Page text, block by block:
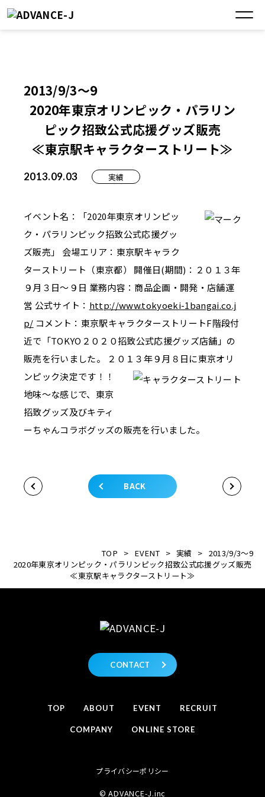
2013/9/3～9
2020年東京オリンピック・パラリン
ピック招致公式応援グッズ販売
≪東京駅キャラクターストリート≫
2013.09.03 実績
イベント名：「2020年東京オリンピッ
ク・パラリンピック招致公式応援グッ
ズ販売」 会場エリア：東京駅キャラク
ターストリート（東京都） 開催日(期間)：２０１３年
９月３日～９日 業務内容：商品企画・開発・店舗運
営 公式サイト： http://www.tokyoeki-1bangai.co.j
p/ コメント：東京駅キャラクターストリートF階段付
近で「TOKYO２０２０招致公式応援グッズ店舗」の
販売を行いました。 ２０１３年９月８日に東京オリ
ンピック決定です！！
地味～な感じで、東京
招致グッズ及びキティ
ーちゃんコラボグッズの販売を行いました。
BACK
TOP > EVENT > 実績 > 2013/9/3～9
2020年東京オリンピック・パラリンピック招致公式応援グッズ販売
≪東京駅キャラクターストリート≫
CONTACT
TOP ABOUT EVENT RECRUIT
COMPANY ONLINE STORE
プライバシーポリシー
© ADVANCE-J.inc